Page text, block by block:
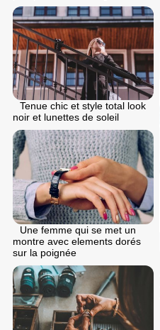
Tenue chic et style total look
noir et lunettes de soleil
Une femme qui se met un
montre avec elements dorés
sur la poignée